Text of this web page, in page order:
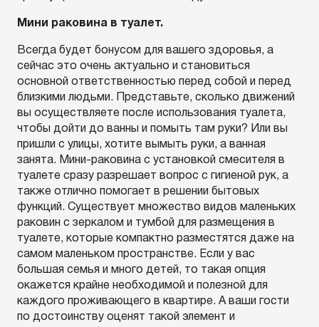
Мини раковина в туалет.
Всегда будет бонусом для вашего здоровья, а
сейчас это очень актуально и становиться
основной ответственностью перед собой и перед
близкими людьми. Представьте, сколько движений
вы осуществляете после использования туалета,
чтобы дойти до ванны и помыть там руки? Или вы
пришли с улицы, хотите вымыть руки, а ванная
занята. Мини-раковина с установкой смесителя в
туалете сразу разрешает вопрос с гигиеной рук, а
также отлично помогает в решении бытовых
функций. Существует множество видов маленьких
раковин с зеркалом и тумбой для размещения в
туалете, которые компактно разместятся даже на
самом маленьком пространстве. Если у вас
большая семья и много детей, то такая опция
окажется крайне необходимой и полезной для
каждого проживающего в квартире. А ваши гости
по достоинству оценят такой элемент и